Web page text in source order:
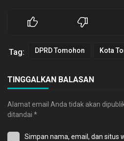
Tag: DPRD Tomohon Kota
TINGGALKAN BALASAN
Alamat email Anda tidak akan
ditandai *
Simpan nama, email, dan situs